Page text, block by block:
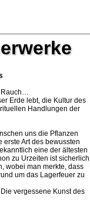
Rauch…
Erde lebt, die Kultur des
Handlungen der
uns die Pflanzen
erste Art des bewussten
eine der ältesten
zu Urzeiten ist sicherlich
wobei man merkte, dass
um das Lagerfeuer zu
vergessene Kunst des